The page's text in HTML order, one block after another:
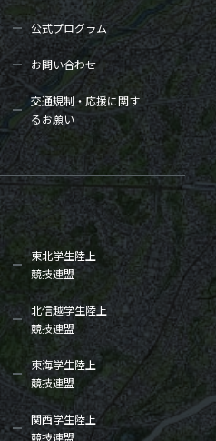
公式プログラム
お問い合わせ
交通規制・応援に関す
るお願い
東北学生陸上
競技連盟
北信越学生陸上
競技連盟
東海学生陸上
競技連盟
関西学生陸上
競技連盟